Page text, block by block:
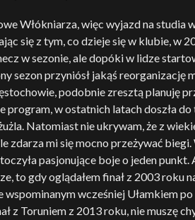
Włókniarza, więc wyjazd na studia
się z tym, co dzieje się w klubie, w
w sezonie, ale dopóki w lidze
sezon przyniósł jakąś reorganizację
podobnie zresztą planuję
w ostatnich latach doszła do
Natomiast nie ukrywam, że z
zdarza mi się mocno przeżywać biegi.
pasjonujące boje o jeden punkt.
to gdy oglądałem finał z 2003 roku
wcześniej Ułamkiem
z Toruniem z 2013 roku, nie muszę